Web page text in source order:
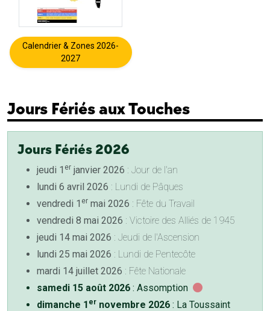
Calendrier & Zones 2026-
2027
Jours Fériés aux Touches
Jours Fériés 2026
jeudi 1 er janvier 2026 : Jour de l'an
lundi 6 avril 2026 : Lundi de Pâques
vendredi 1 er mai 2026 : Fête du Travail
vendredi 8 mai 2026 : Victoire des Alliés de 1945
jeudi 14 mai 2026 : Jeudi de l'Ascension
lundi 25 mai 2026 : Lundi de Pentecôte
mardi 14 juillet 2026 : Fête Nationale
samedi 15 août 2026 : Assomption
dimanche 1 er novembre 2026 : La Toussaint